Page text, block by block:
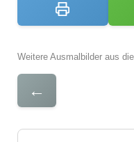
Weitere Ausmalbilder aus
←